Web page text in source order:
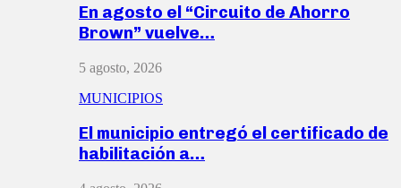
En agosto el “Circuito de Ahorro
Brown” vuelve…
5 agosto, 2026
MUNICIPIOS
El municipio entregó el certificado de
habilitación a…